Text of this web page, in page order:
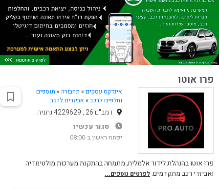
פרו אוטו
אינדקס עסקים » תחבורה» תוספים
וחלפים לרכב» אביזרים לרכב
רמב"ם 26 , 4229629 נתניה
סגור עכשיו
יפתח ראשון ב-08:00
פרו אוטו בהנהלת לידור אלמליח, מתמחה בהתקנת מערכות מולטימדיה
ואביזרי רכב מתקדמים.לפרטים נוספים...